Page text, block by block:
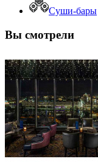
Суши-бары
Вы смотрели